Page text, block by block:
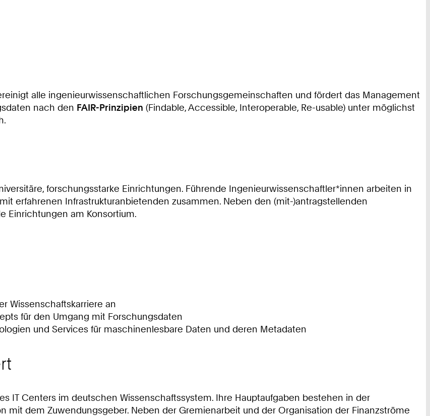
alle ingenieurwissenschaftlichen Forschungsgemeinschaften und fördert das Management
nach den FAIR-Prinzipien (Findable, Accessible, Interoperable, Re-usable) unter möglichst
forschungsstarke Einrichtungen. Führende Ingenieurwissenschaftler*innen arbeiten in
erfahrenen Infrastrukturanbietenden zusammen. Neben den (mit-)antragstellenden
Einrichtungen am Konsortium.
Wissenschaftskarriere an
für den Umgang mit Forschungsdaten
und Services für maschinenlesbare Daten und deren Metadaten
IT Centers im deutschen Wissenschaftssystem. Ihre Hauptaufgaben bestehen in der
mit dem Zuwendungsgeber. Neben der Gremienarbeit und der Organisation der Finanzströme